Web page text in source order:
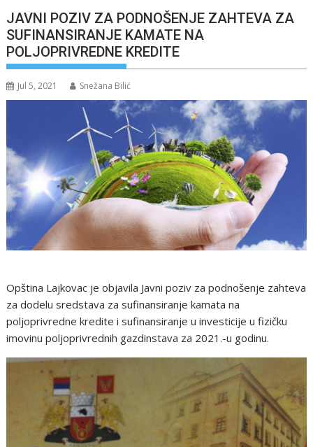
JAVNI POZIV ZA PODNOŠENJE ZAHTEVA ZA
SUFINANSIRANJE KAMATE NA
POLJOPRIVREDNE KREDITE
Jul 5, 2021 Snežana Bilić
Opština Lajkovac je objavila Javni poziv za podnošenje zahteva
za dodelu sredstava za sufinansiranje kamata na
poljoprivredne kredite i sufinansiranje u investicije u fizičku
imovinu poljoprivrednih gazdinstava za 2021.-u godinu.